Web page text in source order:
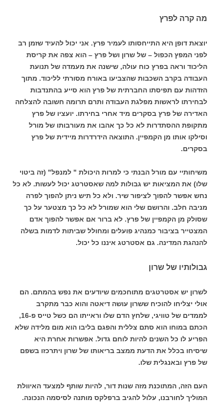
מה קרה לפרץ
יוצאת דופן היא התייחסותו לעמיר פרץ. אני יכול להעיד שזמן רב
לפני המפץ הכפול – של שרון ושל פרץ – הוא צפה את קריסת
הליכוד וראה בפרץ כוח עולה, שישנה את מעמדה של תנועת
העבודה בקרב השכבות שהצביעו באורח מסורתי לליכוד. מתוך
הזדהות עם תפיסתו החברתית של פרץ הוא סייע בהתנדבות
לבחירתו לראשות מפלגת העבודה ותרם תרומה חשובה להצלחה
האדירה של פרץ בסקרים מיד אחרי בחירתו. יועציו של פרץ
מתקופת ההסתדרות לא כל כך אהבו את מעורבותו של מורל
וסילקו אותו מן הקמפיין. התוצאה הידרדרות מיידית של פרץ
בסקרים.
משיחותיי עם מורל הבנתי כי למרות היכולת " למנפל" (זה ביטוי
שלו) את המציאות יש גבולות למה שאסטרטג יכול לעשות. לא כל
נחש אפשר להפוך לציפור שיר. ולא כל תיש ניתן להפוך לפרה
מניבה חלב. והרושם שלי הוא שמורל לא כל כך מצטער על כך
שסולק מן הקמפיין של פרץ. לא ברור אם אפשר להפוך אדם
המצטייר בציבור כמנהיג פועלים ומחולל שביתות לדמות בשלה
להנהגת המדינה. גם אסטרטג איננו כל יכול.
גבולותיו של שרון
לשרון יש אסטרטגים מתוחכמים שיודעים את נפש בהמתם. הם
אולי יצליחו להוכיח ששרון עושה דיאטה והוא כבר מתקרב
לממדים של טוויגי, שלחץ הדם שלו וראייתו הם כשל טייס פ-16,
הכתם במוחו הוא סתם צללית והפגם בליבו הוא מום מלידה שלא
הפריע לו כל השנים להיות לוחם גדול. אפשרות אחרת היא
שיסיחו בכלל את הדעת ממצב בריאותו של שרון ויתרכזו בשפם
של פרץ ובאנגלית שלו.
העם הזה, המתוכנת מזה שנות דור, להיות שותף למצעד האיוולת
המוליך לחורבנו, עלול להגיב ברפלקס מותנה לסיסמה הנכונה.